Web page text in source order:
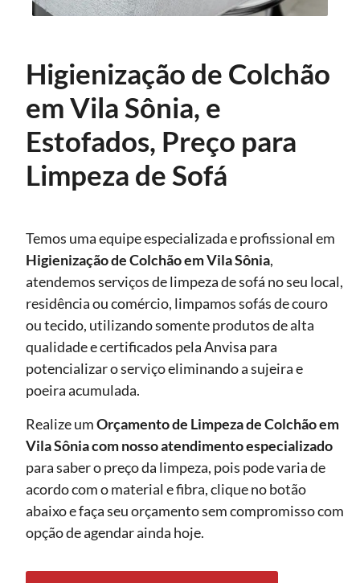
Higienização de Colchão
em Vila Sônia, e
Estofados, Preço para
Limpeza de Sofá
Temos uma equipe especializada e profissional em
Higienizaçãode Colchão em Vila Sônia,
atendemos serviços de limpeza de sofá no seu local,
residência ou comércio, limpamos sofás de couro
ou tecido, utilizando somente produtos de alta
qualidade e certificados pela Anvisa para
potencializar o serviço eliminando a sujeira e
poeira acumulada.
Realize umOrçamento de Limpeza de Colchão em
Vila Sônia com nosso atendimento especializado
para saber o preço da limpeza, pois pode varia de
acordo com o material e fibra, clique no botão
abaixo e faça seu orçamento sem compromisso com
opção de agendar ainda hoje.